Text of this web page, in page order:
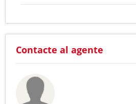
Contacte al agente